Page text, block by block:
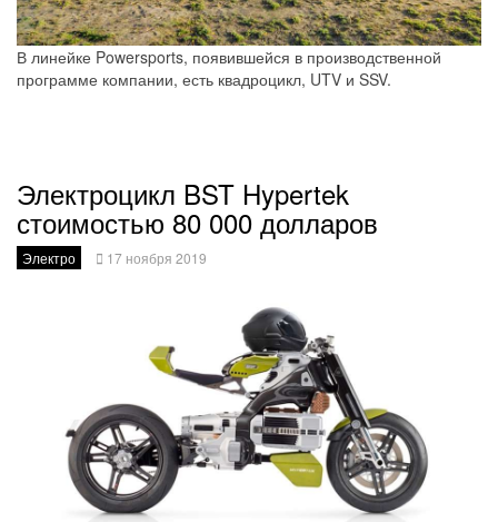
В линейке Powersports, появившейся в производственной
программе компании, есть квадроцикл, UTV и SSV.
Электроцикл BST Hypertek
стоимостью 80 000 долларов
Электро 17 ноября 2019